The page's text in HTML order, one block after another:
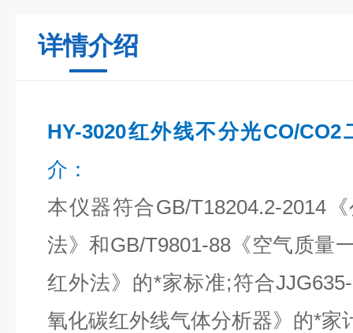
详情介绍
HY-3020红外线不分光CO/
介：
本仪器符合GB/T18204.2-2014
法》和GB/T9801-88《空气质量
红外法》的*家标准;符合
氧化碳红外线气体分析器》的*家